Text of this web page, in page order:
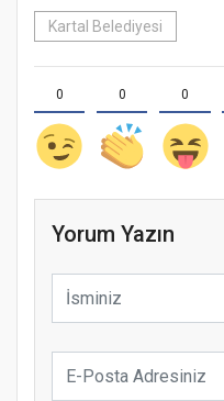
Kartal Belediyesi
0 0 0
Yorum Yazın